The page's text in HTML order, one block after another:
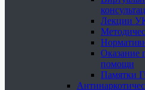
Лекции
Оказание
помощи
Памятки